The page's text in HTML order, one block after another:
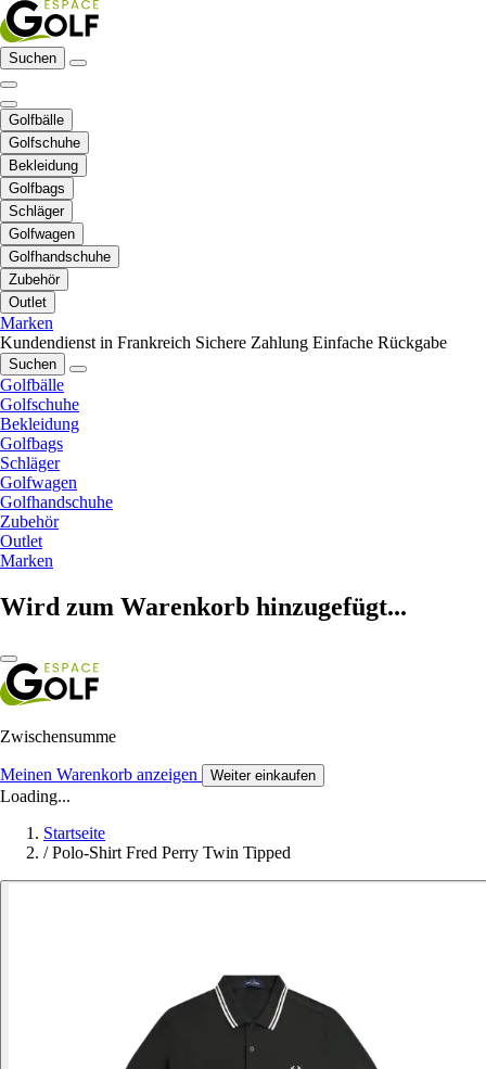
Suchen
Golfbälle
Golfschuhe
Bekleidung
Golfbags
Schläger
Golfwagen
Golfhandschuhe
Zubehör
Outlet
Marken
Kundendienst in Frankreich Sichere Zahlung Einfache Rückgabe
Suchen
Golfbälle
Golfschuhe
Bekleidung
Golfbags
Schläger
Golfwagen
Golfhandschuhe
Zubehör
Outlet
Marken
Wird zum Warenkorb hinzugefügt...
Zwischensumme
Meinen Warenkorb anzeigen Weiter einkaufen
Loading...
Startseite
/ Polo-Shirt Fred Perry Twin Tipped